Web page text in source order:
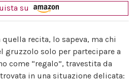
su
recita, lo sapeva, ma chi
gruzzolo solo per partecipare a
come “regalo”, travestita da
in una situazione delicata: